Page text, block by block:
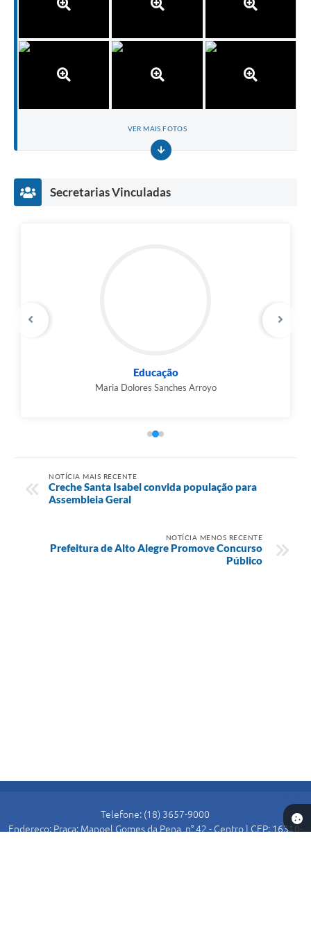
VER MAIS FOTOS
Secretarias Vinculadas
Educação
Maria Dolores Sanches Arroyo
NOTÍCIA MAIS RECENTE
Creche Santa Isabel convida população para
Assembleia Geral
NOTÍCIA MENOS RECENTE
Prefeitura de Alto Alegre Promove Concurso
Público
Telefone: (18) 3657-9000
Endereço: Praça: Manoel Gomes da Pena, n° 42 - Centro | CEP: 16310-